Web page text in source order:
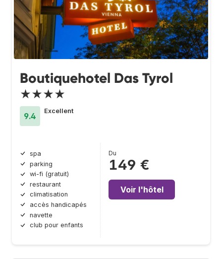
Boutiquehotel Das Tyrol
★★★★
9.4
Excellent
spa
parking
wi-fi (gratuit)
restaurant
climatisation
accès handicapés
navette
club pour enfants
Du
149 €
Voir l'hôtel